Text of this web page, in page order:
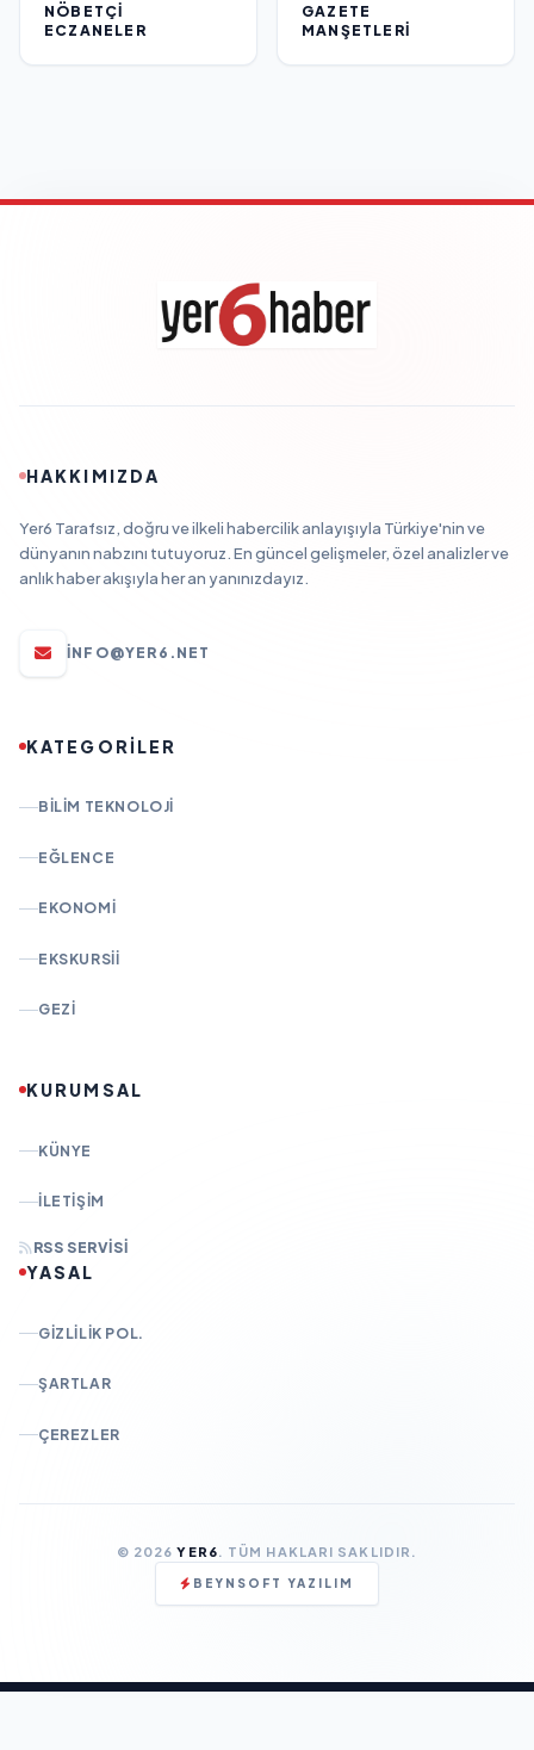
NÖBETÇI
ECZANELER
GAZETE
MANŞETLERI
HAKKIMIZDA
Yer6 Tarafsız, doğru ve ilkeli habercilik anlayışıyla Türkiye'nin ve
dünyanın nabzını tutuyoruz. En güncel gelişmeler, özel analizler ve
anlık haber akışıyla her an yanınızdayız.
INFO@YER6.NET
KATEGORİLER
BILIM TEKNOLOJI
EĞLENCE
EKONOMI
EKSKURSII
GEZI
KURUMSAL
KÜNYE
İLETIŞIM
RSS SERVISI
YASAL
GIZLILIK POL.
ŞARTLAR
ÇEREZLER
© 2026YER6. TÜM HAKLARI SAKLIDIR.
BEYNSOFT YAZILIM